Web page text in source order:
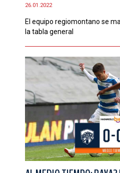
26.01.2022
El equipo regiomontano se
la tabla general